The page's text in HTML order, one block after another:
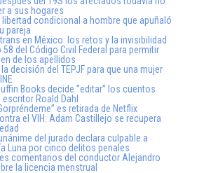
a sus hogares
libertad condicional a hombre que apuñaló
pareja
trans en México: los retos y la invisibilidad
del Código Civil Federal para permitir
de los apellidos
decisión del TEPJF para que una mujer
Books decide ”editar” los cuentos
Roald Dahl
es retirada de Netflix
el VIH: Adam Castillejo se recupera
del jurado declara culpable a
Luna por cinco delitos penales
comentarios del conductor Alejandro
la licencia menstrual